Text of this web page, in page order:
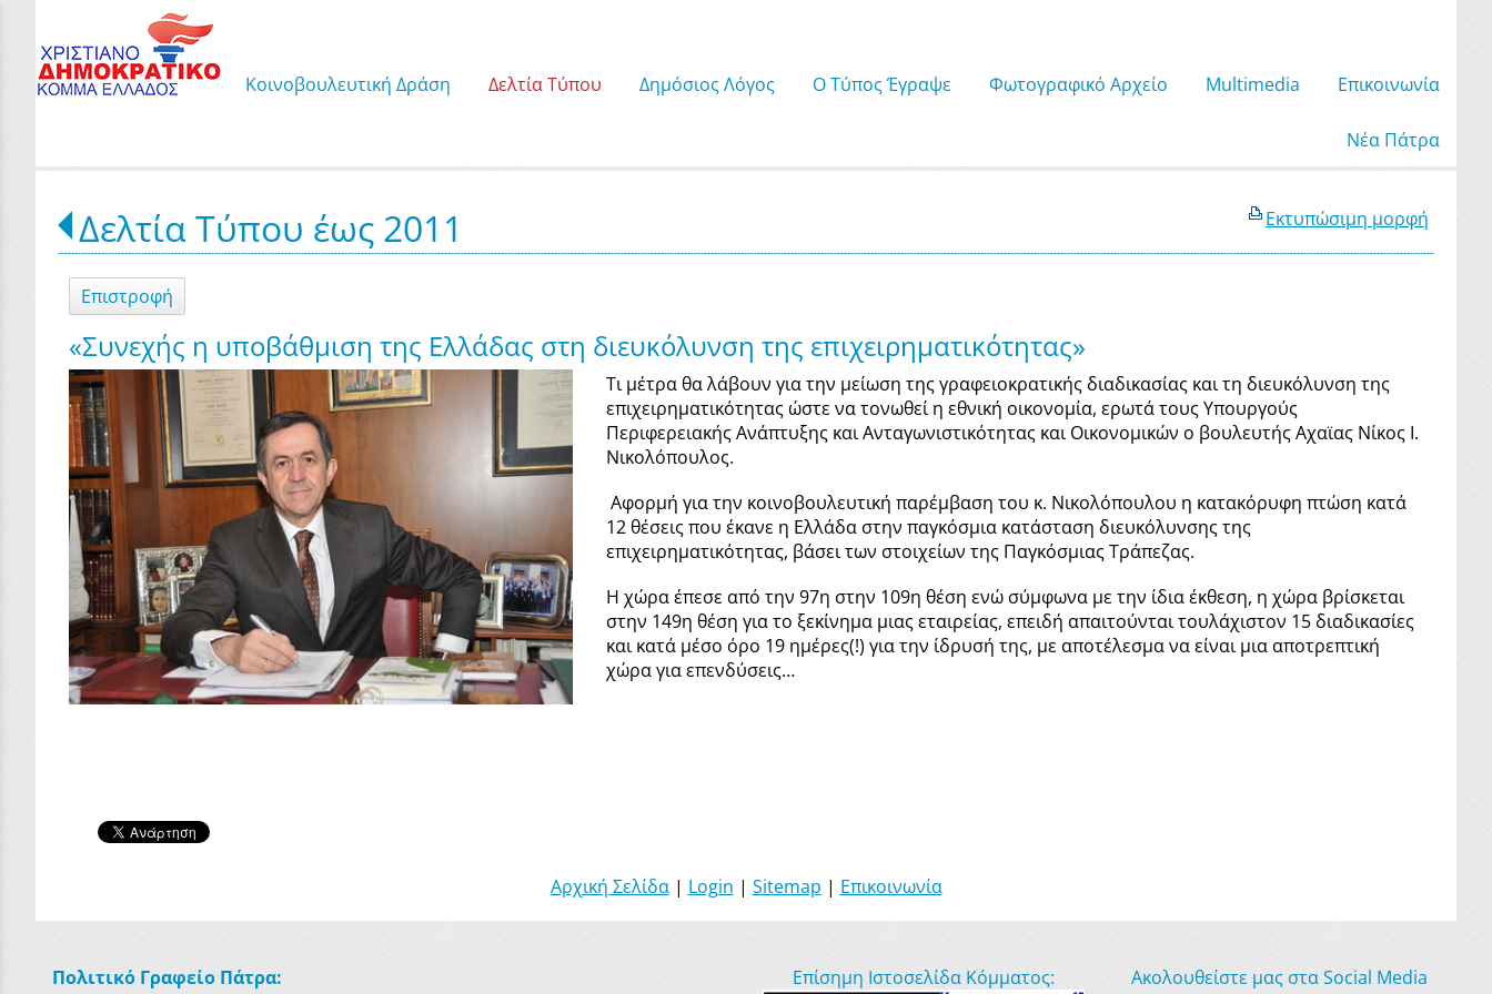
Κοινοβουλευτική Δράση Δελτία Τύπου Δημόσιος Λόγος Ο Τύπος Έγραψε Φωτογραφικό Αρχείο Μultimedia Επικοινωνία
Νέα Πάτρα
Εκτυπώσιμη μορφή
Δελτία Τύπου έως 2011
Επιστροφή
«Συνεχής η υποβάθμιση της Ελλάδας στη διευκόλυνση της επιχειρηματικότητας»
Τι μέτρα θα λάβουν για την μείωση της γραφειοκρατικής διαδικασίας και τη διευκόλυνση της
επιχειρηματικότητας ώστε να τονωθεί η εθνική οικονομία, ερωτά τους Υπουργούς
Περιφερειακής Ανάπτυξης και Ανταγωνιστικότητας και Οικονομικών ο βουλευτής Αχαϊας Νίκος Ι.
Νικολόπουλος.
Αφορμή για την κοινοβουλευτική παρέμβαση του κ. Νικολόπουλου η κατακόρυφη πτώση κατά
12 θέσεις που έκανε η Ελλάδα στην παγκόσμια κατάσταση διευκόλυνσης της
επιχειρηματικότητας, βάσει των στοιχείων της Παγκόσμιας Τράπεζας.
Η χώρα έπεσε από την 97η στην 109η θέση ενώ σύμφωνα με την ίδια έκθεση, η χώρα βρίσκεται
στην 149η θέση για το ξεκίνημα μιας εταιρείας, επειδή απαιτούνται τουλάχιστον 15 διαδικασίες
και κατά μέσο όρο 19 ημέρες(!) για την ίδρυσή της, με αποτέλεσμα να είναι μια αποτρεπτική
χώρα για επενδύσεις…
Αρχική Σελίδα| Login | Sitemap | Επικοινωνία
Πολιτικό Γραφείο Πάτρα:
Επίσημη Ιστοσελίδα Κόμματος: Ακολουθείστε μας στα Social Media